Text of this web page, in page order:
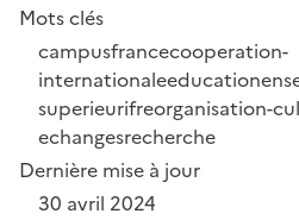
Mots clés
campusfrancecooperation-
internationaleeducation
superieurifreorganisation-
echangesrecherche
Dernière mise à jour
30 avril 2024